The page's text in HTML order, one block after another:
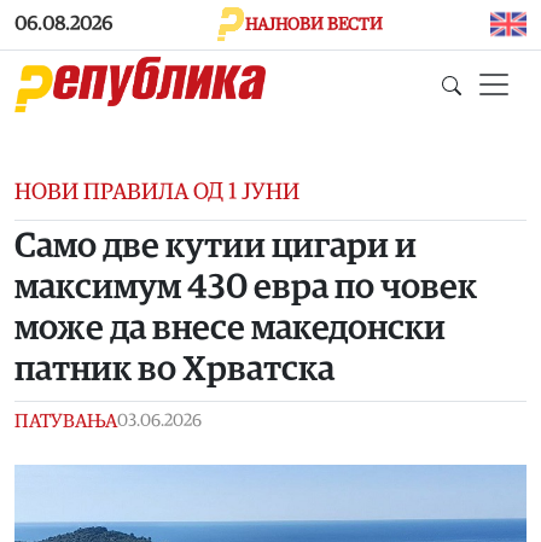
Skip to main content
06.08.2026 НАЈНОВИ ВЕСТИ
НОВИ ПРАВИЛА ОД 1 ЈУНИ
Само две кутии цигари и
максимум 430 евра по човек
може да внесе македонски
патник во Хрватска
ПАТУВАЊА03.06.2026